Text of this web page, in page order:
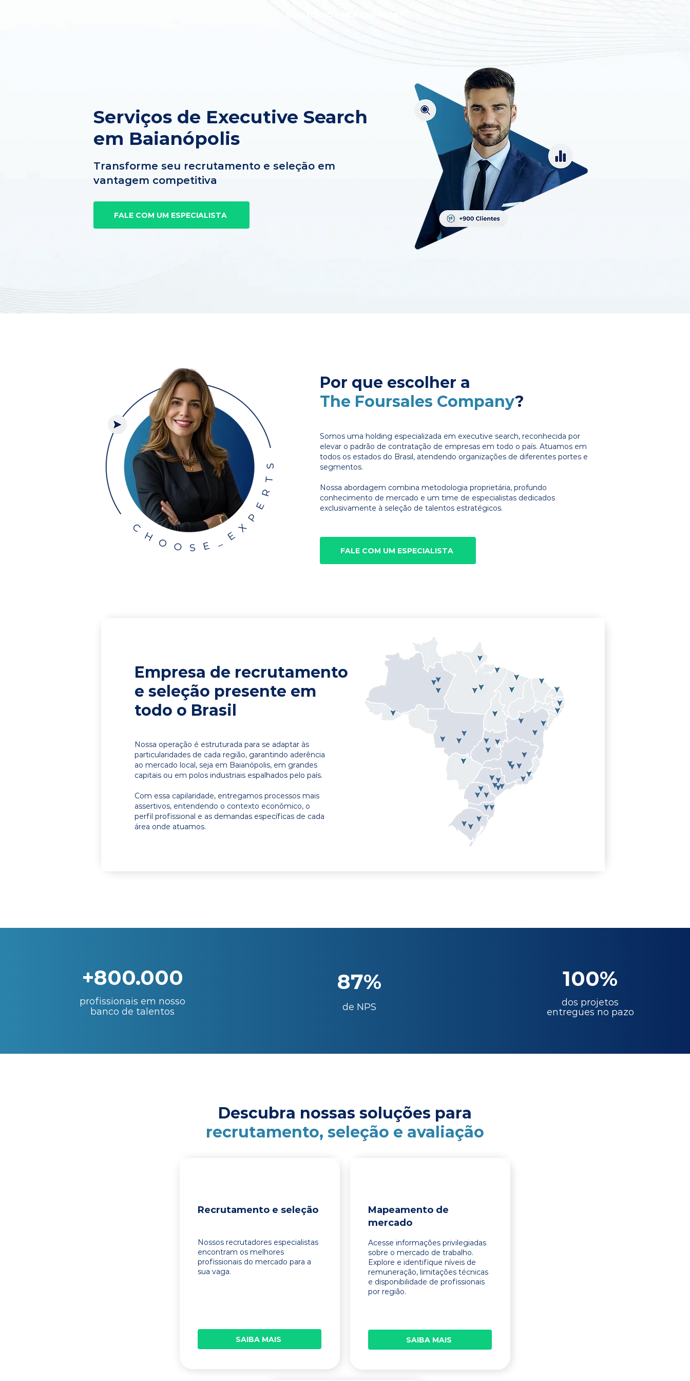
Serviços de Executive Search
em Baianópolis
Transforme seu recrutamento e seleção em
vantagem competitiva
FALE COM UM ESPECIALISTA
Por que escolher a
The Foursales Company?
Somos uma holding especializada em executive search, reconhecida por
elevar o padrão de contratação de empresas em todo o país. Atuamos em
todos os estados do Brasil, atendendo organizações de diferentes portes e
segmentos.
Nossa abordagem combina metodologia proprietária, profundo
conhecimento de mercado e um time de especialistas dedicados
exclusivamente à seleção de talentos estratégicos.
FALE COM UM ESPECIALISTA
Empresa de recrutamento
e seleção presente em
todo o Brasil
Nossa operação é estruturada para se adaptar às
particularidades de cada região, garantindo aderência
ao mercado local, seja em Baianópolis, em grandes
capitais ou em polos industriais espalhados pelo país.
Com essa capilaridade, entregamos processos mais
assertivos, entendendo o contexto econômico, o
perfil profissional e as demandas específicas de cada
área onde atuamos.
+800.000
profissionais em nosso
banco de talentos
87%
de NPS
100%
dos projetos
entregues no pazo
Descubra nossas soluções para
recrutamento, seleção e avaliação
Recrutamento e seleção
Nossos recrutadores especialistas
encontram os melhores
profissionais do mercado para a
sua vaga.
SAIBA MAIS
Mapeamento de
mercado
Acesse informações privilegiadas
sobre o mercado de trabalho.
Explore e identifique níveis de
remuneração, limitações técnicas
e disponibilidade de profissionais
por região.
SAIBA MAIS